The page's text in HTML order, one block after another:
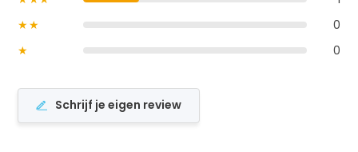
★★
0
★
0
Schrijf je eigen review